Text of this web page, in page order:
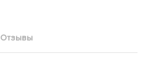
Отзывы